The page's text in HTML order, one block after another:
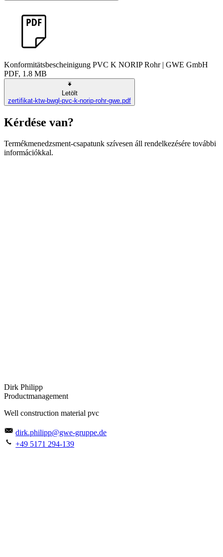
Konformitätsbescheinigung PVC K NORIP Rohr | GWE GmbH
PDF, 1.8 MB
Letölt
zertifikat-ktw-bwgl-pvc-k-norip-rohr-gwe.pdf
Kérdése van?
Termékmenedzsment-csapatunk szívesen áll rendelkezésére további
információkkal.
Dirk Philipp
Productmanagement
Well construction material pvc
dirk.philipp@gwe-gruppe.de
+49 5171 294-139